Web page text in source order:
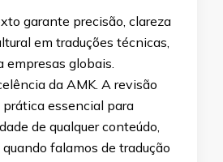
garante precisão, clareza
em traduções técnicas,
empresas globais.
da AMK. A revisão
essencial para
de qualquer conteúdo,
falamos de tradução